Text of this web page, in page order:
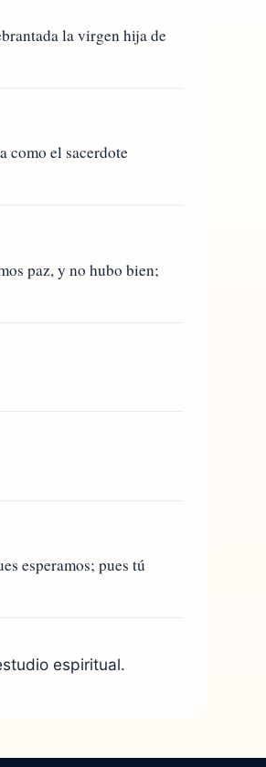
la virgen hija de
como el sacerdote
paz, y no hubo bien;
esperamos; pues tú
espiritual.